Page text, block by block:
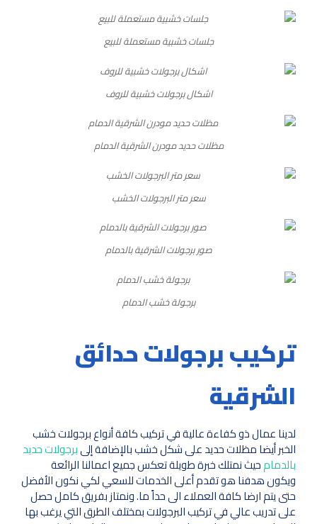
جلسات خشبية مستعملة للبيع
اشكال برجولات خشبية للروف
مظلات حديد مودرن الشرقية الدمام
سعر متر البرجولات الخشب
صور برجولات الشرقية بالدمام
برجولة خشب الدمام
تركيب برجولات حدائق
الشرقية
لدينا عمال ذو كفاءة عالية في تركيب كافة أنواع برجولات خشب
الخبر أيضا مظلات حديد على شكل خشب بالإضافة إلىبرجولات حديد
بالدمامحيث نمتلك خبرة طويلة تعكس جميع اعمالنا الرائعة
ويكون هدفنا هو تقدم أعلى الخدمات للسعي لكي نكون الأفضل
حتى يتم ارضا كافة العملاء الى حداً ما. ونمتاز بفريق كامل حصل
على تدريب عالي في تركيب البرجولات بمختلف الطرق التي يرغب بها